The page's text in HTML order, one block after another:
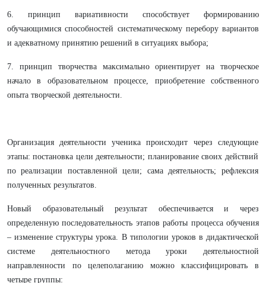
​​​​​​​6. принцип вариативности способствует формированию
обучающимися способностей систематическому перебору вариантов
и адекватному принятию решений в ситуациях выбора;
​​​​​​​7. принцип творчества максимально ориентирует на творческое
начало в образовательном процессе, приобретение собственного
опыта творческой деятельности.
Организация деятельности ученика происходит через следующие
этапы: постановка цели деятельности; планирование своих действий
по реализации поставленной цели; сама деятельность; рефлексия
полученных результатов.
Новый образовательный результат обеспечивается и через
определенную последовательность этапов работы процесса обучения
– изменение структуры урока. В типологии уроков в дидактической
системе деятельностного метода уроки деятельностной
направленности по целеполаганию можно классифицировать в
четыре группы: